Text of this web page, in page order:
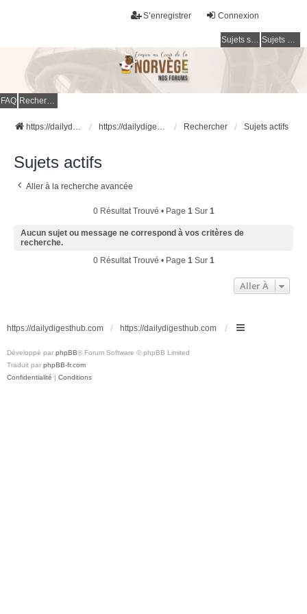
Connexion
S’enregistrer
Sujets sans réponse Sujets actifs
FAQ Rechercher
https://dailydigesthub.com https://dailydigesthub.com Rechercher Sujets actifs
Sujets actifs
Aller à la recherche avancée
0 Résultat Trouvé • Page 1Sur 1
Aucun sujet ou message ne correspond à vos critères de
recherche.
0 Résultat Trouvé • Page 1Sur 1
Aller À
https://dailydigesthub.com https://dailydigesthub.com
Développé par phpBB® Forum Software © phpBB Limited
Traduit par phpBB-fr.com
Confidentialité | Conditions